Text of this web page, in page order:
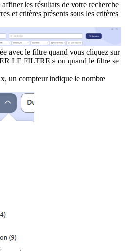
les résultats de votre recherche
et critères présents sous les critères
avec le filtre quand vous cliquez sur
LE FILTRE » ou quand le filtre se
un compteur indique le nombre